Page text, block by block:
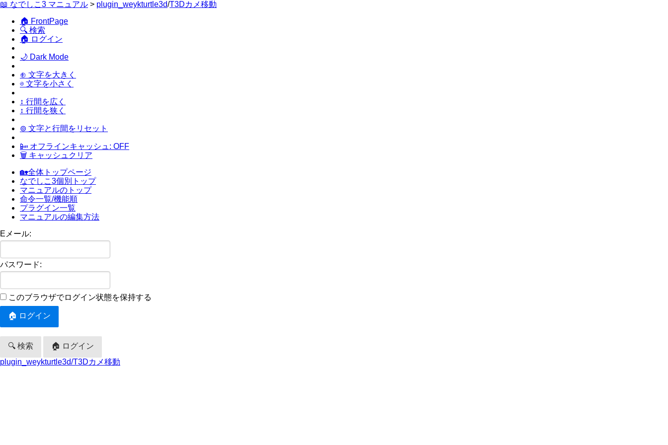
📖 なでしこ3 マニュアル > plugin_weykturtle3d/T3Dカメ移動
🏠 FrontPage
🔍 検索
🏠 ログイン
🌙 Dark Mode
⊕ 文字を大きく
⊖ 文字を小さく
↕ 行間を広く
↕ 行間を狭く
⊚ 文字と行間をリセット
📴 オフラインキャッシュ: OFF
🗑 キャッシュクリア
🏡全体トップページ
なでしこ3個別トップ
マニュアルのトップ
命令一覧/機能順
プラグイン一覧
マニュアルの編集方法
Eメール:
パスワード:
このブラウザでログイン状態を保持する
🔍 検索
🏠 ログイン
plugin_weykturtle3d/T3Dカメ移動